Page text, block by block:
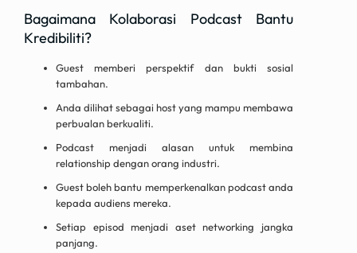
Bagaimana Kolaborasi Podcast Bantu
Kredibiliti?
Guest memberi perspektif dan bukti sosial
tambahan.
Anda dilihat sebagai host yang mampu membawa
perbualan berkualiti.
Podcast menjadi alasan untuk membina
relationship dengan orang industri.
Guest boleh bantu memperkenalkan podcast anda
kepada audiens mereka.
Setiap episod menjadi aset networking jangka
panjang.